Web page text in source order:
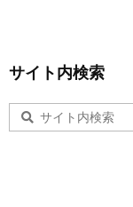
サイト内検索